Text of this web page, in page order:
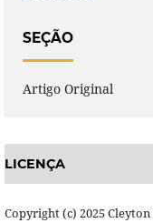
SEÇÃO
Artigo Original
LICENÇA
Copyright (c) 2025